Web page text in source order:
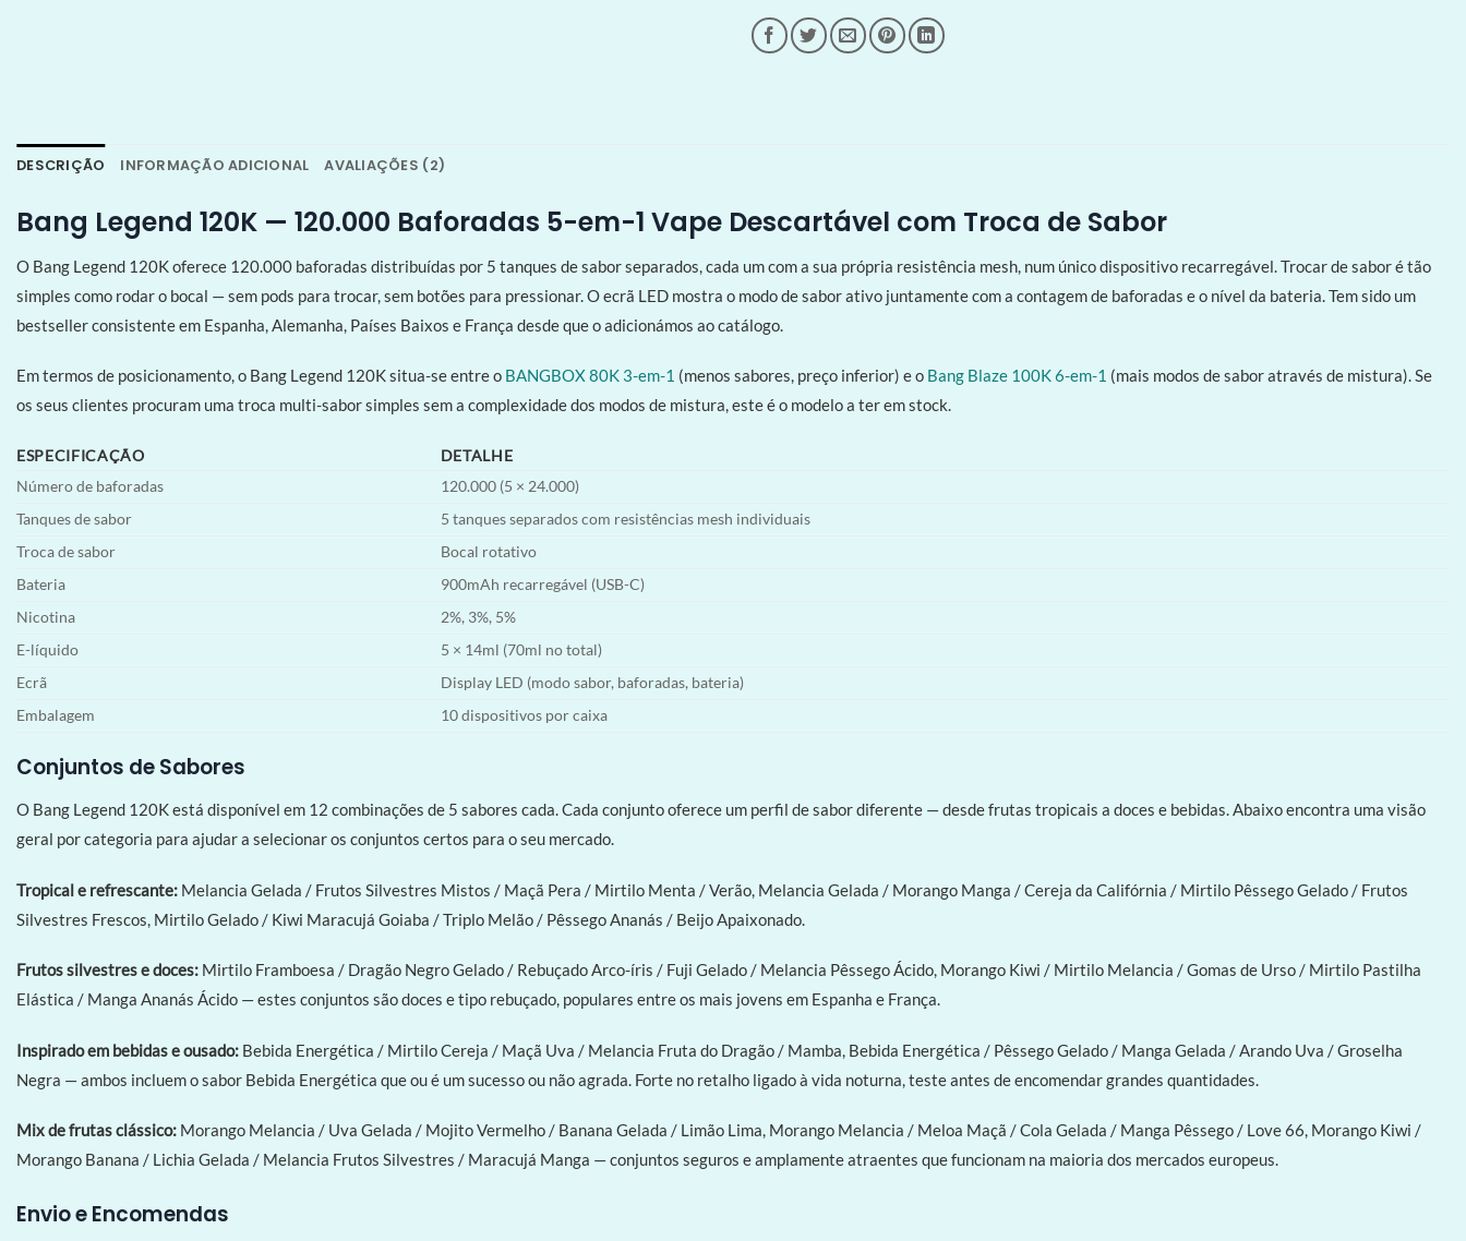
DESCRIÇÃO INFORMAÇÃO ADICIONAL AVALIAÇÕES (2)
Bang Legend 120K — 120.000 Baforadas 5-em-1 Vape Descartável com Troca de Sabor
O Bang Legend 120K oferece 120.000 baforadas distribuídas por 5 tanques de sabor separados, cada um com a sua própria resistência mesh, num único dispositivo recarregável. Trocar de sabor é tão
simples como rodar o bocal — sem pods para trocar, sem botões para pressionar. O ecrã LED mostra o modo de sabor ativo juntamente com a contagem de baforadas e o nível da bateria. Tem sido um
bestseller consistente em Espanha, Alemanha, Países Baixos e França desde que o adicionámos ao catálogo.
Em termos de posicionamento, o Bang Legend 120K situa-se entre o BANGBOX 80K 3-em-1 (menos sabores, preço inferior) e o Bang Blaze 100K 6-em-1 (mais modos de sabor através de mistura). Se
os seus clientes procuram uma troca multi-sabor simples sem a complexidade dos modos de mistura, este é o modelo a ter em stock.
ESPECIFICAÇÃO
DETALHE
Número de baforadas
120.000 (5 × 24.000)
Tanques de sabor
5 tanques separados com resistências mesh individuais
Troca de sabor
Bocal rotativo
Bateria
900mAh recarregável (USB-C)
Nicotina
2%, 3%, 5%
E-líquido
5 × 14ml (70ml no total)
Ecrã
Display LED (modo sabor, baforadas, bateria)
Embalagem
10 dispositivos por caixa
Conjuntos de Sabores
O Bang Legend 120K está disponível em 12 combinações de 5 sabores cada. Cada conjunto oferece um perfil de sabor diferente — desde frutas tropicais a doces e bebidas. Abaixo encontra uma visão
geral por categoria para ajudar a selecionar os conjuntos certos para o seu mercado.
Tropical e refrescante: Melancia Gelada / Frutos Silvestres Mistos / Maçã Pera / Mirtilo Menta / Verão, Melancia Gelada / Morango Manga / Cereja da Califórnia / Mirtilo Pêssego Gelado / Frutos
Silvestres Frescos, Mirtilo Gelado / Kiwi Maracujá Goiaba / Triplo Melão / Pêssego Ananás / Beijo Apaixonado.
Frutos silvestres e doces: Mirtilo Framboesa / Dragão Negro Gelado / Rebuçado Arco-íris / Fuji Gelado / Melancia Pêssego Ácido, Morango Kiwi / Mirtilo Melancia / Gomas de Urso / Mirtilo Pastilha
Elástica / Manga Ananás Ácido — estes conjuntos são doces e tipo rebuçado, populares entre os mais jovens em Espanha e França.
Inspirado em bebidas e ousado: Bebida Energética / Mirtilo Cereja / Maçã Uva / Melancia Fruta do Dragão / Mamba, Bebida Energética / Pêssego Gelado / Manga Gelada / Arando Uva / Groselha
Negra — ambos incluem o sabor Bebida Energética que ou é um sucesso ou não agrada. Forte no retalho ligado à vida noturna, teste antes de encomendar grandes quantidades.
Mix de frutas clássico: Morango Melancia / Uva Gelada / Mojito Vermelho / Banana Gelada / Limão Lima, Morango Melancia / Meloa Maçã / Cola Gelada / Manga Pêssego / Love 66, Morango Kiwi /
Morango Banana / Lichia Gelada / Melancia Frutos Silvestres / Maracujá Manga — conjuntos seguros e amplamente atraentes que funcionam na maioria dos mercados europeus.
Envio e Encomendas